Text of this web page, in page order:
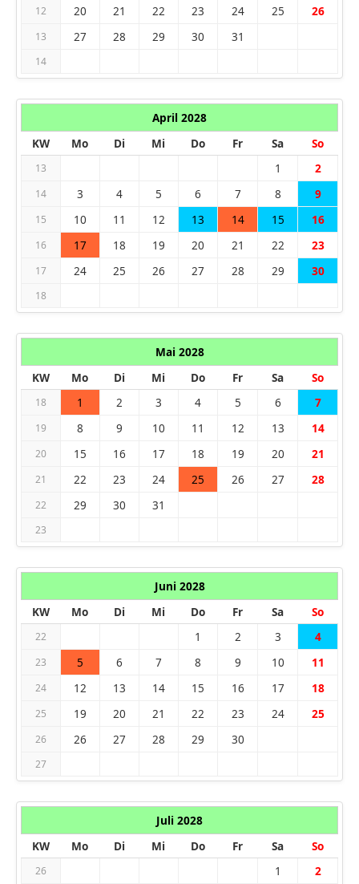
12 20 21 22 23 24 25 26
13 27 28 29 30 31
14
April 2028
KW
Mo Di Mi Do Fr Sa So
13 1 2
14 3 4 5 6 7 8 9
15 10 11 12 13 14 15 16
16 17 18 19 20 21 22 23
17 24 25 26 27 28 29 30
18
Mai 2028
KW
Mo Di Mi Do Fr Sa So
18 1 2 3 4 5 6 7
19 8 9 10 11 12 13 14
20 15 16 17 18 19 20 21
21 22 23 24 25 26 27 28
22 29 30 31
23
Juni 2028
KW
Mo Di Mi Do Fr Sa So
22 1 2 3 4
23 5 6 7 8 9 10 11
24 12 13 14 15 16 17 18
25 19 20 21 22 23 24 25
26 26 27 28 29 30
27
Juli 2028
KW
Mo Di Mi Do Fr Sa So
26 1 2